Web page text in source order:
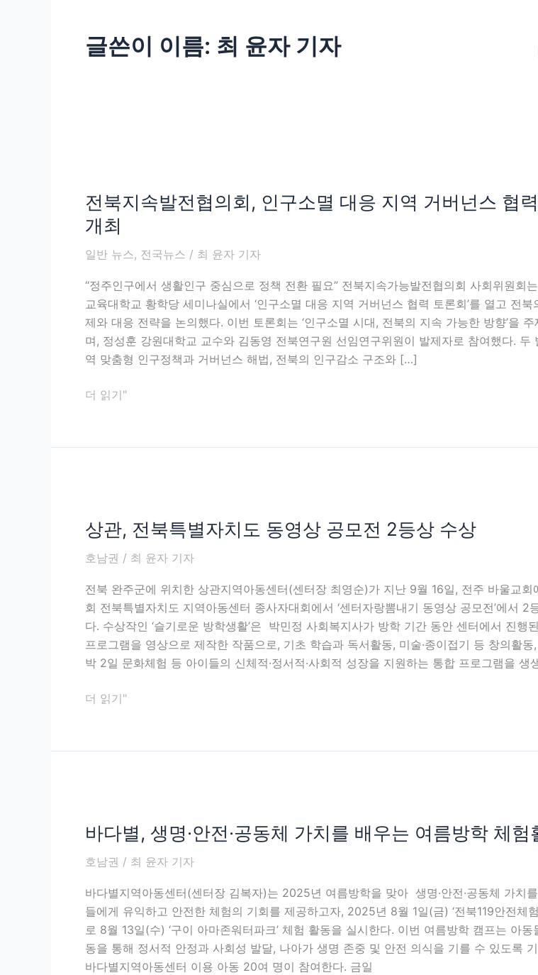
글쓴이 이름: 최 윤자 기자
전북지속발전협의회, 인구소멸 대응 지역 거버넌스 협
개최
일반 뉴스, 전국뉴스 / 최 윤자 기자
“정주인구에서 생활인구 중심으로 정책 전환 필요” 전북지속가능발전협의회 사회위원회
교육대학교 황학당 세미나실에서 ‘인구소멸 대응 지역 거버넌스 협력 토론회’를 열고 전북
제와 대응 전략을 논의했다. 이번 토론회는 ‘인구소멸 시대, 전북의 지속 가능한 방향’을
며, 정성훈 강원대학교 교수와 김동영 전북연구원 선임연구위원이 발제자로 참여했다. 두
역 맞춤형 인구정책과 거버넌스 해법, 전북의 인구감소 구조와 […]
지
속
전
의
회,
인
구
소
대
스
협
토
론
회
개
최
더 읽기"
상관, 전북특별자치도 동영상 공모전 2등상 수상
호남권 / 최 윤자 기자
전북 완주군에 위치한 상관지역아동센터(센터장 최영순)가 지난 9월 16일, 전주 바울교회
회 전북특별자치도 지역아동센터 종사자대회에서 ‘센터자랑뽐내기 동영상 공모전’에서 2
다. 수상작인 ‘슬기로운 방학생활’은 박민정 사회복지사가 방학 기간 동안 센터에서 진행
프로그램을 영상으로 제작한 작품으로, 기초 학습과 독서활동, 미술·종이접기 등 창의활동
박 2일 문화체험 등 아이들의 신체적·정서적·사회적 성장을 지원하는 통합 프로그램을 생
전
특
별
자
치
도
동
상
전
상
더 읽기"
바다별, 생명·안전·공동체 가치를 배우는 여름방학 체험
호남권 / 최 윤자 기자
바다별지역아동센터(센터장 김복자)는 2025년 여름방학을 맞아 생명·안전·공동체 가치
들에게 유익하고 안전한 체험의 기회를 제공하고자, 2025년 8월 1일(금) ‘전북119안전체
로 8월 13일(수) ‘구이 아마존워터파크’ 체험 활동을 실시한다. 이번 여름방학 캠프는 아
동을 통해 정서적 안정과 사회성 발달, 나아가 생명 존중 및 안전 의식을 기를 수 있도록
바다별지역아동센터 이용 아동 20여 명이 참여한다. 금일
별,
명
·
안
전
·
공